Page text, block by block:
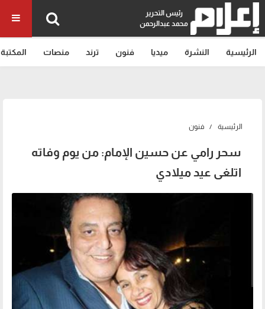
رئيس التحرير
محمد عبدالرحمن
الرئيسية النشرة ميديا فنون ترند منصات المكتبة
الرئيسية فنون
سحر رامي عن حسين الإمام: من يوم وفاته
اتلغى عيد ميلادي